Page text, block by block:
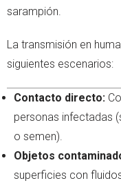
sarampión.
La transmisión en
siguientes escenarios:
Contacto directo:
personas infectadas
o semen).
Objetos
superficies con